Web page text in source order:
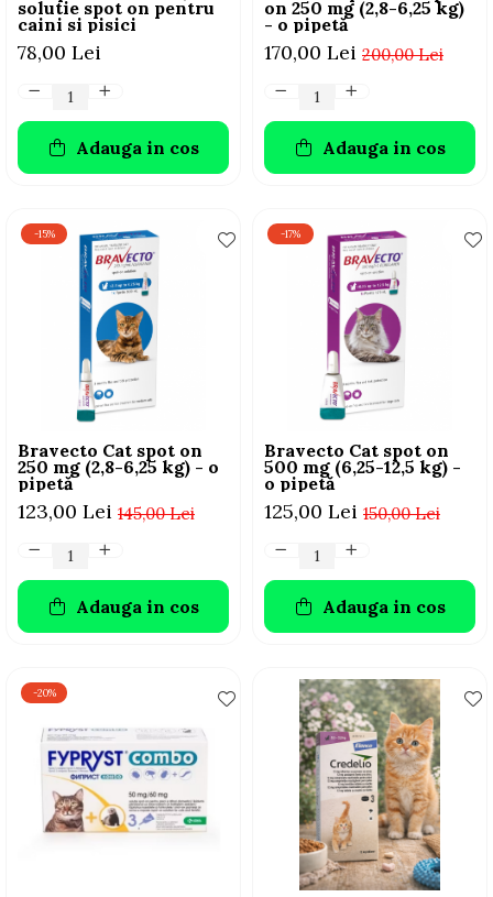
solutie spot on pentru
caini si pisici
78,00 Lei
Adauga in cos
on 250 mg (2,8-6,25 kg)
- o pipetă
200,00 Lei
170,00 Lei
Adauga in cos
-15%
Bravecto Cat spot on
250 mg (2,8-6,25 kg) - o
pipetă
145,00 Lei
123,00 Lei
Adauga in cos
-17%
Bravecto Cat spot on
500 mg (6,25-12,5 kg) -
o pipetă
150,00 Lei
125,00 Lei
Adauga in cos
-20%